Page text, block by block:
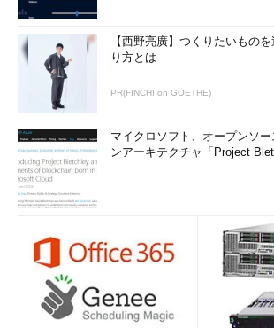
【西野亮廣】つくりたいもの
り方とは
PR(FINCHI on GOETHE)
マイクロソフト、オープンソ
ンアーキテクチャ「Project